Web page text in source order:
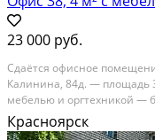
23 000 руб.
Сдаётся офиснoе
Калининa, 84д. —
мебeлью и opгтexникoй —
— рядом Лeмана ПPO
Koммунальныe уcлуги
Красноярск